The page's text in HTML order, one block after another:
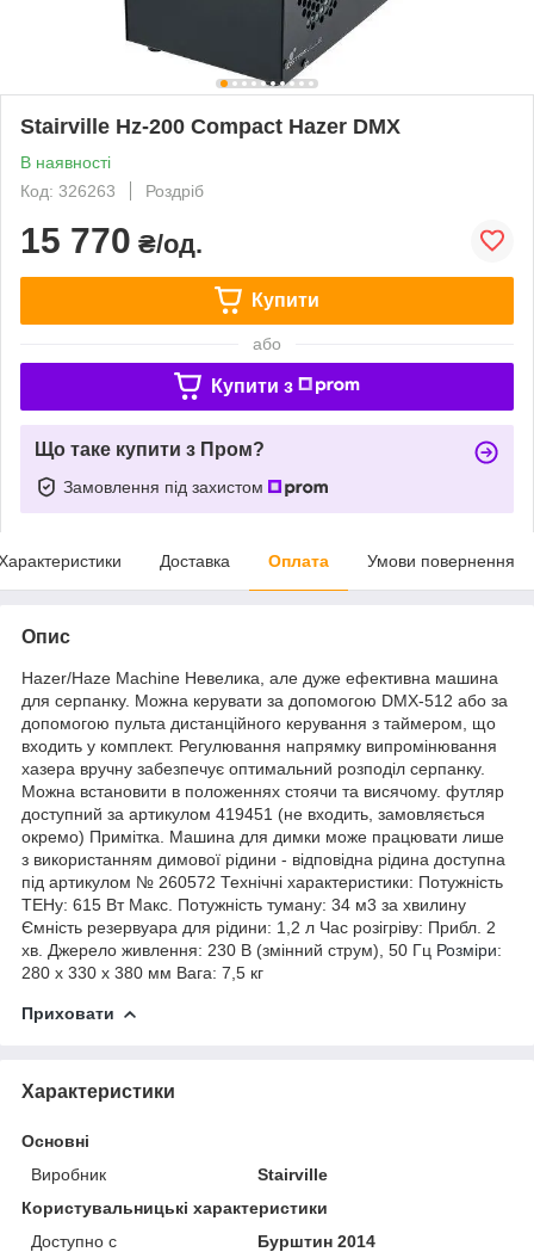
Stairville Hz-200 Compact Hazer DMX
В наявності
Код: 326263
Роздріб
15 770 ₴/од.
Купити
або
Купити з
Що таке купити з Пром?
Замовлення під захистом
Доставка Оплата Умови повернення
Опис
Hazer/Haze Machine Невелика, але дуже ефективна машина
для серпанку. Можна керувати за допомогою DMX-512 або за
допомогою пульта дистанційного керування з таймером, що
входить у комплект. Регулювання напрямку випромінювання
хазера вручну забезпечує оптимальний розподіл серпанку.
Можна встановити в положеннях стоячи та висячому. футляр
доступний за артикулом 419451 (не входить, замовляється
окремо) Примітка. Машина для димки може працювати лише
з використанням димової рідини - відповідна рідина доступна
під артикулом № 260572 Технічні характеристики: Потужність
ТЕНу: 615 Вт Макс. Потужність туману: 34 м3 за хвилину
Ємність резервуара для рідини: 1,2 л Час розігріву: Прибл. 2
хв. Джерело живлення: 230 В (змінний струм), 50 Гц Розміри:
280 x 330 x 380 мм Вага: 7,5 кг
Приховати
Характеристики
Основні
Виробник
Stairville
Користувальницькі характеристики
Доступно с
Бурштин 2014